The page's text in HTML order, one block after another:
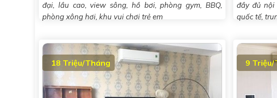
đại, lầu cao, view sông, hồ bơi, phòng gym, BBQ,
phòng xông hơi, khu vui chơi trẻ em
đầy đủ nội
quốc tế,
18 Triệu/Tháng 9